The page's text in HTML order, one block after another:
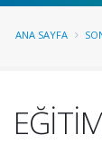
ANA SAYFA